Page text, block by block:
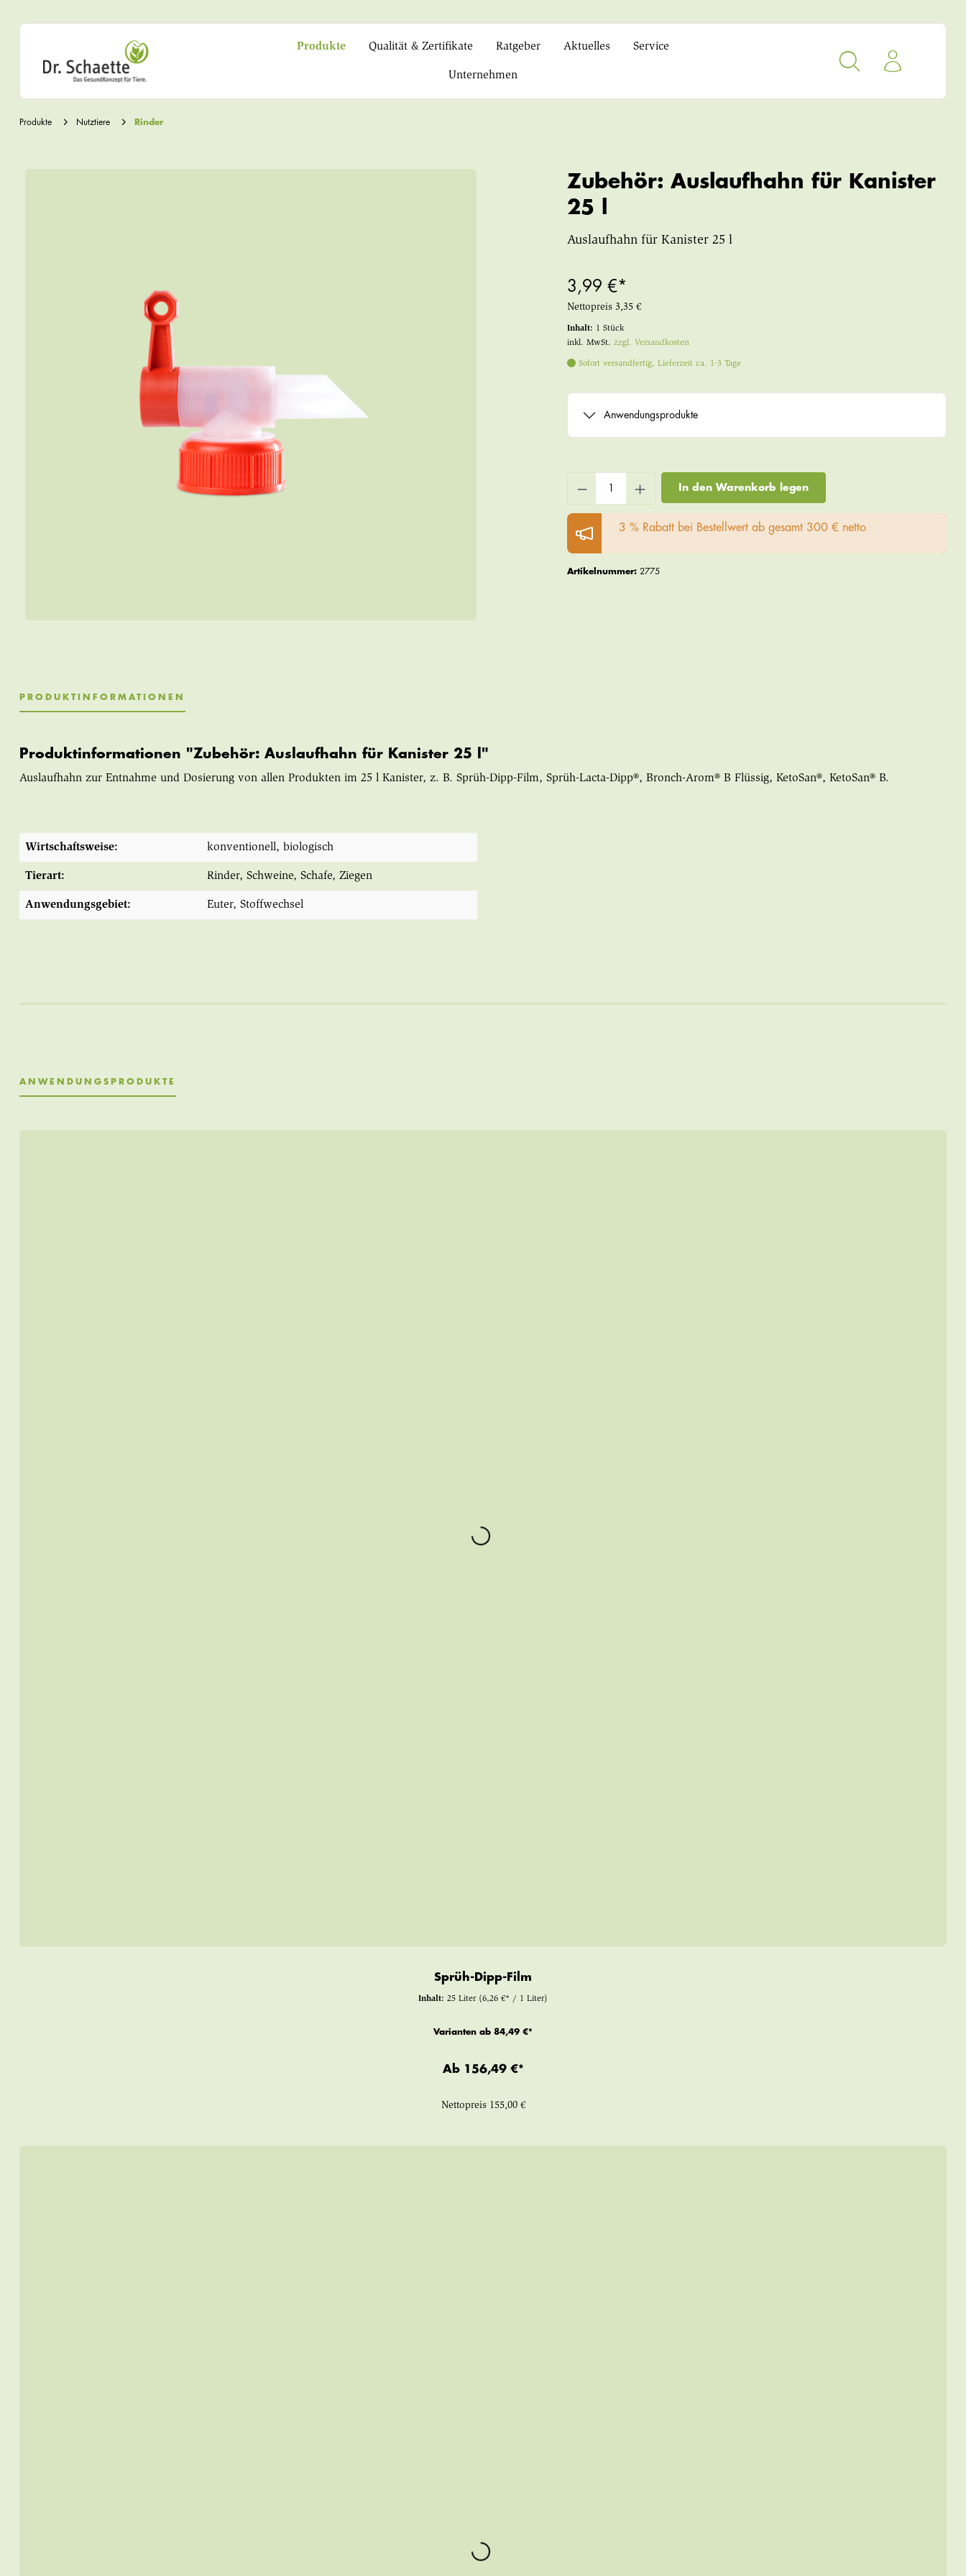
Produkte Qualität & Zertifikate Ratgeber Aktuelles Service
Unternehmen
Produkte Nutztiere Rinder
Zubehör: Auslaufhahn für Kanister
25 l
Auslaufhahn für Kanister 25 l
3,99 €*
Nettopreis 3,35 €
Inhalt: 1 Stück
inkl. MwSt. zzgl. Versandkosten
Sofort versandfertig, Lieferzeit ca. 1-3 Tage
Anwendungsprodukte
In den Warenkorb legen
3 % Rabatt bei Bestellwert ab gesamt 300 € netto
Artikelnummer: 2775
PRODUKTINFORMATIONEN
Produktinformationen "Zubehör: Auslaufhahn für Kanister 25 l"
Auslaufhahn zur Entnahme und Dosierung von allen Produkten im 25 l Kanister, z. B. Sprüh-Dipp-Film, Sprüh-Lacta-Dipp®, Bronch-Arom® B Flüssig, KetoSan®, KetoSan® B.
Wirtschaftsweise: konventionell, biologisch
Tierart: Rinder, Schweine, Schafe, Ziegen
Anwendungsgebiet: Euter, Stoffwechsel
ANWENDUNGSPRODUKTE
Sprüh-Dipp-Film
Inhalt: 25 Liter (6,26 €* / 1 Liter)
Varianten ab 84,49 €*
Ab 156,49 €*
Nettopreis 155,00 €